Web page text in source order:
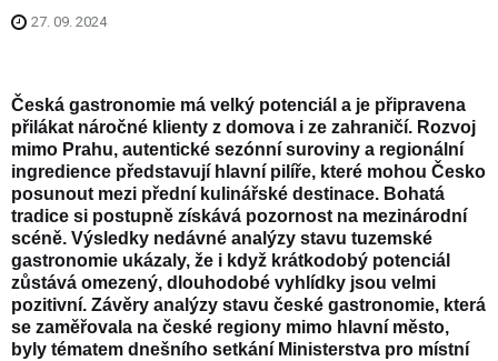
27. 09. 2024
Česká gastronomie má velký potenciál a je připravena
přilákat náročné klienty z domova i ze zahraničí. Rozvoj
mimo Prahu, autentické sezónní suroviny a regionální
ingredience představují hlavní pilíře, které mohou Česko
posunout mezi přední kulinářské destinace. Bohatá
tradice si postupně získává pozornost na mezinárodní
scéně. Výsledky nedávné analýzy stavu tuzemské
gastronomie ukázaly, že i když krátkodobý potenciál
zůstává omezený, dlouhodobé vyhlídky jsou velmi
pozitivní. Závěry analýzy stavu české gastronomie, která
se zaměřovala na české regiony mimo hlavní město,
byly tématem dnešního setkání Ministerstva pro místní